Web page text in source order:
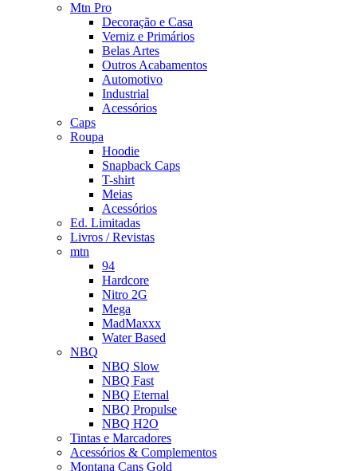
Mtn Pro
Decoração e Casa
Verniz e Primários
Belas Artes
Outros Acabamentos
Automotivo
Industrial
Acessórios
Caps
Roupa
Hoodie
Snapback Caps
T-shirt
Meias
Acessórios
Ed. Limitadas
Livros / Revistas
mtn
94
Hardcore
Nitro 2G
Mega
MadMaxxx
Water Based
NBQ
NBQ Slow
NBQ Fast
NBQ Eternal
NBQ Propulse
NBQ H2O
Tintas e Marcadores
Acessórios & Complementos
Montana Cans Gold